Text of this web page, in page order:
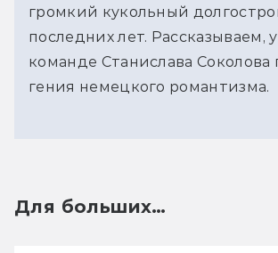
громкий кукольный
последних лет. Рассказываем,
команде Станислава Соколова
гения немецкого романтизма.
Для больших…